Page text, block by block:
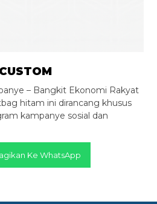
– Bangkit Ekonomi Rakyat
hitam ini dirancang khusus
kampanye sosial dan
Ke WhatsApp